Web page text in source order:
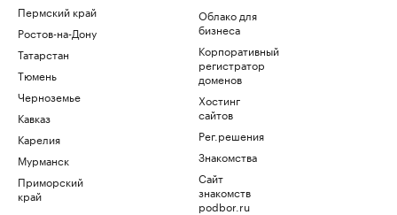
Пермский край
Ростов-на-Дону
Татарстан
Тюмень
Черноземье
Кавказ
Карелия
Мурманск
Приморский
край
Облако для
бизнеса
Корпоративный
регистратор
доменов
Хостинг
сайтов
Рег.решения
Знакомства
Сайт
знакомств
podbor.ru